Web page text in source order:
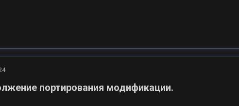
портирования модификации.